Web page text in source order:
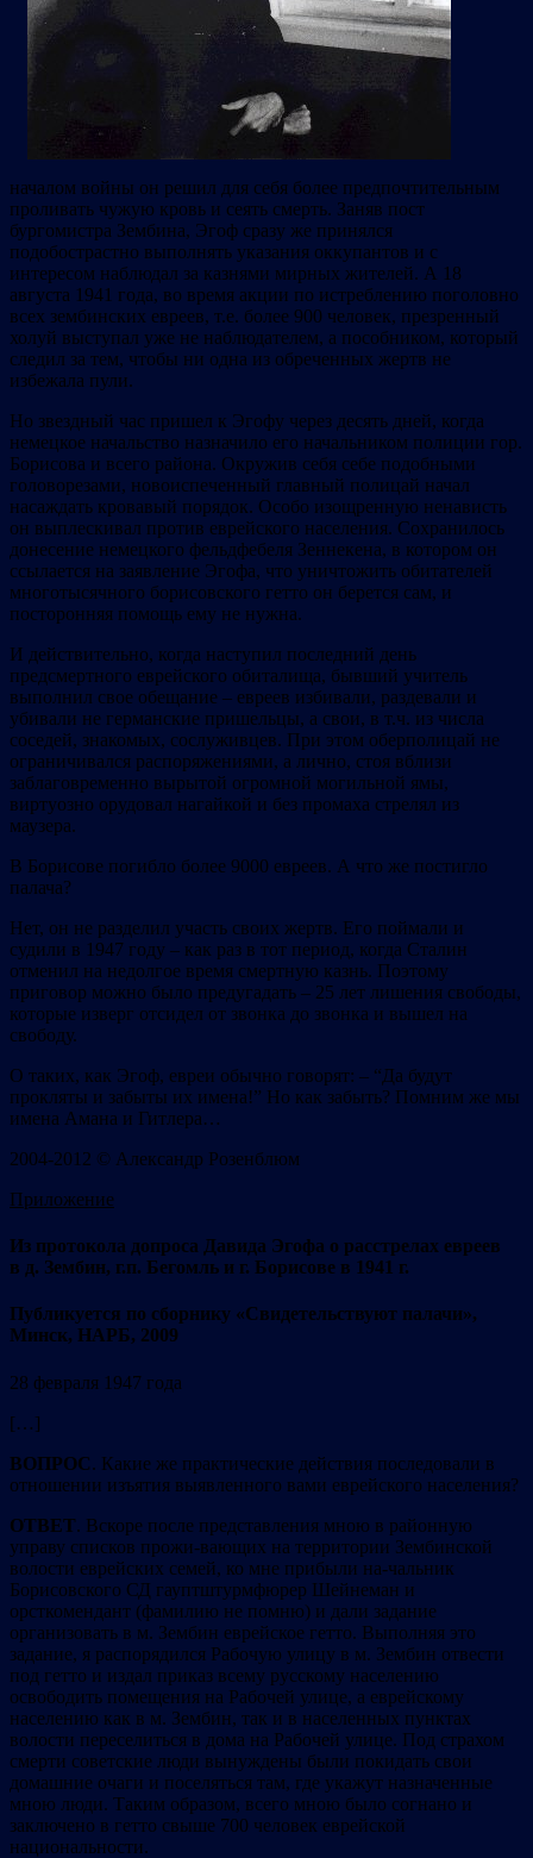
началом войны он решил для себя более предпочтительным
проливать чужую кровь и сеять смерть. Заняв пост
бургомистра Зембина, Эгоф сразу же принялся
подобострастно выполнять указания оккупантов и с
интересом наблюдал за казнями мирных жителей. А 18
августа 1941 года, во время акции по истреблению поголовно
всех зембинских евреев, т.е. более 900 человек, презренный
холуй выступал уже не наблюдателем, а пособником, который
следил за тем, чтобы ни одна из обреченных жертв не
избежала пули.
Но звездный час пришел к Эгофу через десять дней, когда
немецкое начальство назначило его начальником полиции гор.
Борисова и всего района. Окружив себя себе подобными
головорезами, новоиспеченный главный полицай начал
насаждать кровавый порядок. Особо изощренную ненависть
он выплескивал против еврейского населения. Сохранилось
донесение немецкого фельдфебеля Зеннекена, в котором он
ссылается на заявление Эгофа, что уничтожить обитателей
многотысячного борисовского гетто он берется сам, и
посторонняя помощь ему не нужна.
И действительно, когда наступил последний день
предсмертного еврейского обиталища, бывший учитель
выполнил свое обещание – евреев избивали, раздевали и
убивали не германские пришельцы, а свои, в т.ч. из числа
соседей, знакомых, сослуживцев. При этом оберполицай не
ограничивался распоряжениями, а лично, стоя вблизи
заблаговременно вырытой огромной могильной ямы,
виртуозно орудовал нагайкой и без промаха стрелял из
маузера.
В Борисове погибло более 9000 евреев. А что же постигло
палача?
Нет, он не разделил участь своих жертв. Его поймали и
судили в 1947 году – как раз в тот период, когда Сталин
отменил на недолгое время смертную казнь. Поэтому
приговор можно было предугадать – 25 лет лишения свободы,
которые изверг отсидел от звонка до звонка и вышел на
свободу.
О таких, как Эгоф, евреи обычно говорят: – “Да будут
прокляты и забыты их имена!” Но как забыть? Помним же мы
имена Амана и Гитлера…
2004-2012 © Александр Розенблюм
Приложение
Из протокола допроса Давида Эгофа о расстрелах евреев
в д. Зембин, г.п. Бегомль и г. Борисове в 1941 г.
Публикуется по сборнику «Свидетельствуют палачи»,
Минск, НАРБ, 2009
28 февраля 1947 года
[…]
ВОПРОС. Какие же практические действия последовали в
отношении изъятия выявленного вами еврейского населения?
ОТВЕТ. Вскоре после представления мною в районную
управу списков прожи-вающих на территории Зембинской
волости еврейских семей, ко мне прибыли на-чальник
Борисовского СД гауптштурмфюрер Шейнеман и
орсткомендант (фамилию не помню) и дали задание
организовать в м. Зембин еврейское гетто. Выполняя это
задание, я распорядился Рабочую улицу в м. Зембин отвести
под гетто и издал приказ всему русскому населению
освободить помещения на Рабочей улице, а еврейскому
населению как в м. Зембин, так и в населенных пунктах
волости переселиться в дома на Рабочей улице. Под страхом
смерти советские люди вынуждены были покидать свои
домашние очаги и поселяться там, где укажут назначенные
мною люди. Таким образом, всего мною было согнано и
заключено в гетто свыше 700 человек еврейской
национальности.